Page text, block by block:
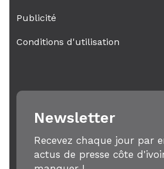
Publicité
Conditions d'utilisation
Newsletter
Recevez chaque jour par
actus de presse côte